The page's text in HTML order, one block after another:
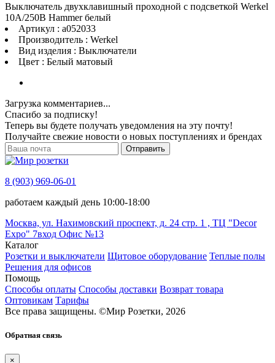
Выключатель двухклавишный проходной с подсветкой Werkel
10A/250В Hammer белый
Артикул : a052033
Производитель : Werkel
Вид изделия : Выключатели
Цвет : Белый матовый
Загрузка комментариев...
Спасибо за подписку!
Теперь вы будете получать уведомления на эту почту!
Получайте свежие новости о новых поступлениях и брендах
Отправить
8 (903) 969-06-01
работаем каждый день 10:00-18:00
Москва, ул. Нахимовский проспект, д. 24 стр. 1 , ТЦ "Decor
Expo" 7вход Офис №13
Каталог
Розетки и выключатели Щитовое оборудование Теплые полы
Решения для офисов
Помощь
Способы оплаты Способы доставки Возврат товара
Оптовикам Тарифы
Все права защищены. ©Мир Розетки, 2026
Обратная связь
×